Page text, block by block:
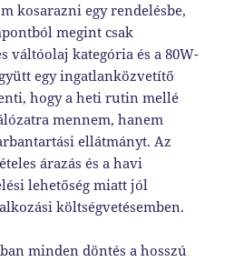
kosarazni egy rendelésbe,
megint csak
váltóolaj kategória és a 80W-
egy ingatlanközvetítő
hogy a heti rutin mellé
mennem, hanem
ellátmányt. Az
árazás és a havi
lehetőség miatt jól
költségvetésemben.
minden döntés a hosszú